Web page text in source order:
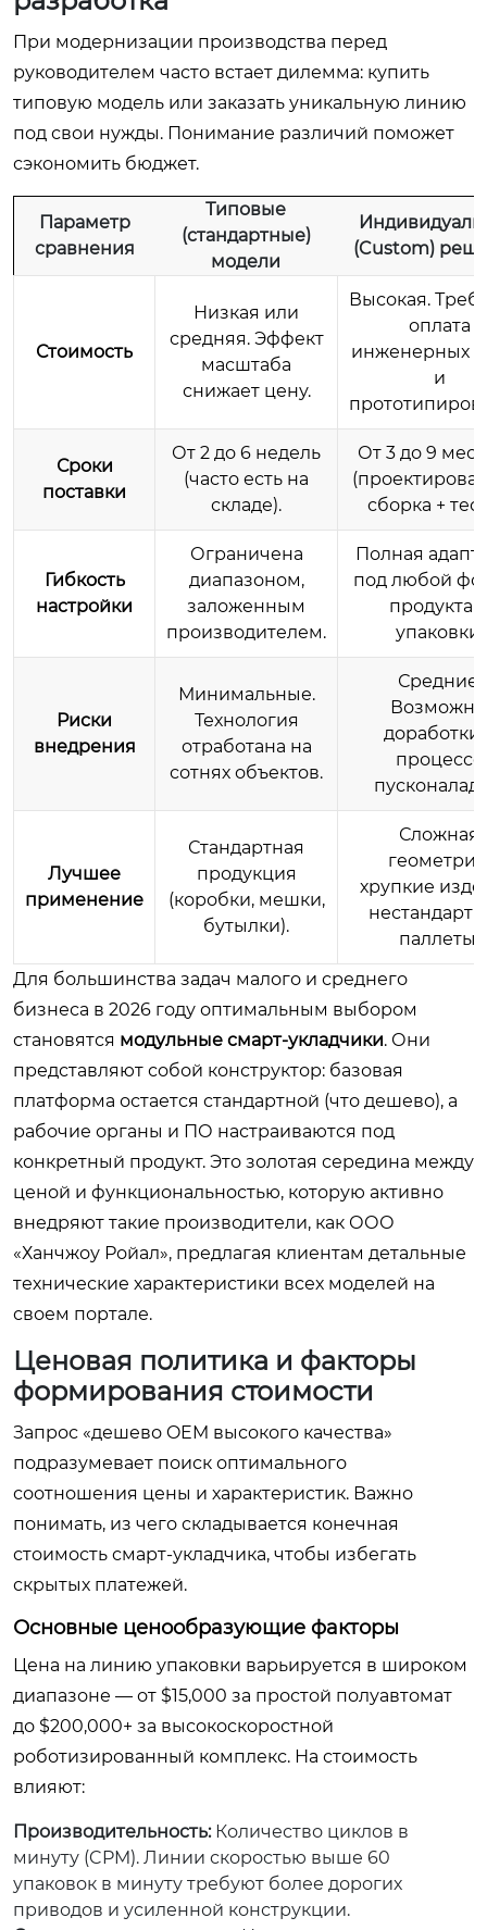
При модернизации производства перед
руководителем часто встает дилемма: купить
типовую модель или заказать уникальную линию
под свои нужды. Понимание различий поможет
сэкономить бюджет.
Параметр
сравнения
Типовые
(стандартные)
модели
(Custom)
Стоимость
Низкая или
средняя. Эффект
масштаба
снижает цену.
Высокая.
оплата
инженерных
и
Сроки
поставки
От 2 до 6 недель
(часто есть на
складе).
От 3 до 9
сборка +
Гибкость
настройки
Ограничена
диапазоном,
заложенным
производителем.
Полная
под любой
продукта
упаковки.
Риски
внедрения
Минимальные.
Технология
отработана на
сотнях объектов.
Средние.
доработки
процессе
Лучшее
применение
Стандартная
продукция
(коробки, мешки,
бутылки).
Сложная
хрупкие
паллеты.
Для большинства задач малого и среднего
бизнеса в 2026 году оптимальным выбором
становятся модульные смарт-укладчики. Они
представляют собой конструктор: базовая
платформа остается стандартной (что дешево), а
рабочие органы и ПО настраиваются под
конкретный продукт. Это золотая середина между
ценой и функциональностью, которую активно
внедряют такие производители, как ООО
«Ханчжоу Ройал», предлагая клиентам детальные
технические характеристики всех моделей на
своем портале.
Ценовая политика и факторы
формирования стоимости
Запрос «дешево OEM высокого качества»
подразумевает поиск оптимального
соотношения цены и характеристик. Важно
понимать, из чего складывается конечная
стоимость смарт-укладчика, чтобы избегать
скрытых платежей.
Основные ценообразующие факторы
Цена на линию упаковки варьируется в широком
диапазоне — от $15,000 за простой полуавтомат
до $200,000+ за высокоскоростной
роботизированный комплекс. На стоимость
влияют:
Производительность:Количество циклов в
минуту (CPM). Линии скоростью выше 60
упаковок в минуту требуют более дорогих
приводов и усиленной конструкции.